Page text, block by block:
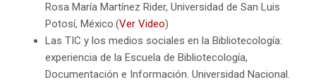
Rosa María Martínez Rider, Universidad de San Luis
Potosí, México.(Ver Video)
Las TIC y los medios sociales en la Bibliotecología:
experiencia de la Escuela de Bibliotecología,
Documentación e Información. Universidad Nacional.